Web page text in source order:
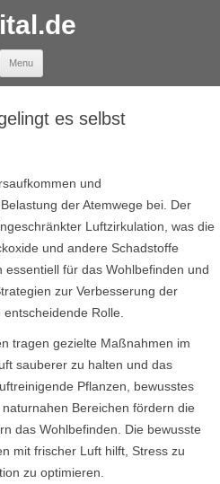
Menu
es selbst
und
der Atemwege bei. Der
Luftzirkulation, was die
und andere Schadstoffe
für das Wohlbefinden und
zur Verbesserung der
Rolle.
tragen gezielte Maßnahmen im
sauberer zu halten und das
Pflanzen, bewusstes
Bereichen fördern die
das Wohlbefinden. Die bewusste
mit frischer Luft hilft, Stress zu
zu optimieren.